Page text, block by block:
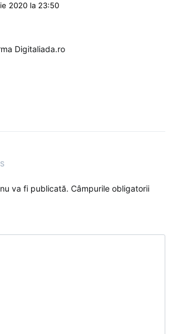
2020 la 23:50
Digitaliada.ro
va fi publicată. Câmpurile obligatorii